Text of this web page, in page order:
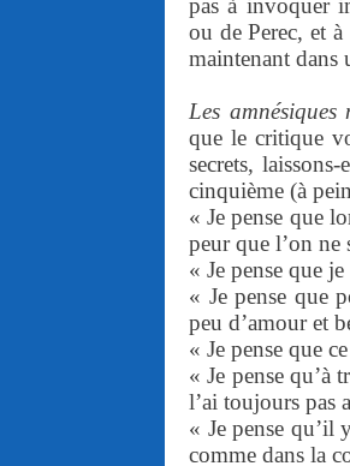
pas à invoquer
ou de Perec, et
maintenant dans
Les
que le critique
secrets,
cinquième (à
« Je pense que
peur que l’on ne
« Je pense que
« Je pense que
peu d’amour et
« Je pense que
« Je pense qu’à
l’ai toujours pas
« Je pense qu’il
comme dans la